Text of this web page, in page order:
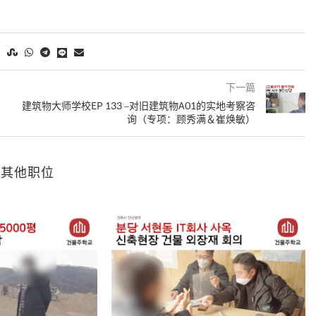
下一篇
建筑物大师学校EP 133 –对旧建筑物A01的实地考察咨
询（专项：顾秀满＆崔焕敏）
他职位